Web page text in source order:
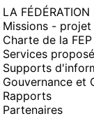
LA
Missions -
Charte de la FEP
Services
Supports
Gouvernance et
Rapports
Partenaires